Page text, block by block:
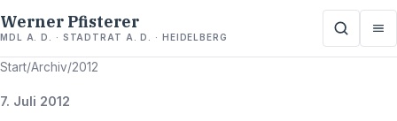
Werner Pfisterer
MDL A. D. · STADTRAT A. D. · HEIDELBERG
Start/Archiv/2012
7. Juli 2012